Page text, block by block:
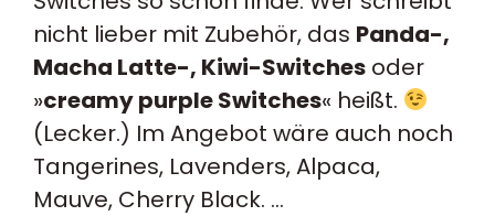
nicht lieber mit Zubehör, das Panda-,
Macha Latte-, Kiwi-Switches oder
»creamy purple Switches« heißt.
(Lecker.) Im Angebot wäre auch noch
Tangerines, Lavenders, Alpaca,
Mauve, Cherry Black. …